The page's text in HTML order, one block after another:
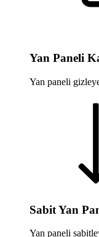
Yan Paneli
Yan paneli
Sabit Yan
Yan paneli